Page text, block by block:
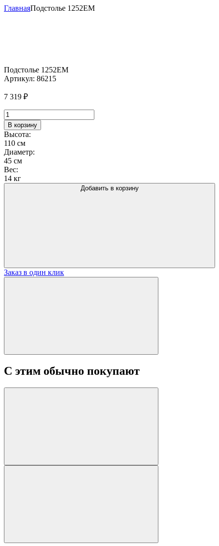
ГлавнаяПодстолье 1252EM
Подстолье 1252EM
Артикул: 86215
7 319 ₽
Количество
товара
Подстолье
1252EM
В корзину
Высота:
110 см
Диаметр:
45 см
Вес:
14 кг
Добавить в корзину
Заказ в один клик
С этим обычно покупают